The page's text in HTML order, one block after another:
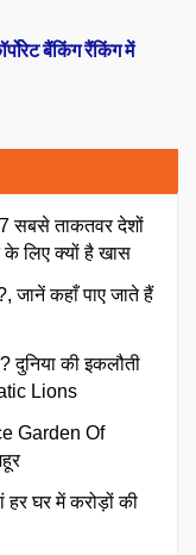
बैंकिंग रैंकिंग में
सबसे ताकतवर देशों
लिए क्यों है खास
जानें कहाँ पाए जाते हैं
दुनिया की इकलौती
Lions
Garden Of
हर घर में करोड़ों की